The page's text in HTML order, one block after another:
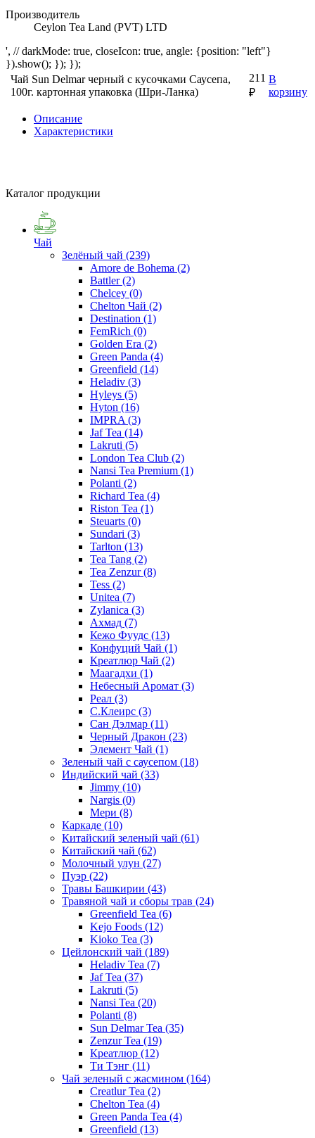
Производитель
Ceylon Tea Land (PVT) LTD
', // darkMode: true, closeIcon: true, angle: {position: "left"}
}).show(); }); });
Чай Sun Delmar черный с кусочками Саусепа,
100г. картонная упаковка (Шри-Ланка)
211
₽
В
корзину
Описание
Характеристики
Каталог продукции
Чай
Зелёный чай (239)
Amore de Bohema (2)
Battler(2)
Chelcey (0)
Chelton Чай (2)
Destination (1)
FemRich (0)
Golden Era (2)
Green Panda (4)
Greenfield (14)
Heladiv (3)
Hyleys (5)
Hyton (16)
IMPRA (3)
Jaf Tea (14)
Lakruti (5)
London Tea Club (2)
Nansi Tea Premium (1)
Polanti (2)
Richard Tea (4)
Riston Tea (1)
Steuarts (0)
Sundari (3)
Tarlton (13)
Tea Tang (2)
Tea Zenzur(8)
Tess (2)
Unitea (7)
Zylanica (3)
Ахмад (7)
Кежо Фуудс (13)
Конфуций Чай (1)
Креатлюр Чай (2)
Маагадхи (1)
Небесный Аромат (3)
Реал (3)
С.Клеирс (3)
Сан Дэлмар (11)
Черный Дракон (23)
Элемент Чай (1)
Зеленый чай с саусепом (18)
Индийский чай (33)
Jimmy (10)
Nargis (0)
Мери (8)
Каркаде (10)
Китайский зеленый чай (61)
Китайский чай (62)
Молочный улун (27)
Пуэр (22)
Травы Башкирии (43)
Травяной чай и сборы трав (24)
Greenfield Tea (6)
Kejo Foods (12)
Kioko Tea (3)
Цейлонский чай (189)
Heladiv Tea (7)
Jaf Tea (37)
Lakruti (5)
Nansi Tea (20)
Polanti (8)
Sun Delmar Tea (35)
Zenzur Tea (19)
Креатлюр (12)
Ти Тэнг (11)
Чай зеленый с жасмином (164)
Creatlur Tea (2)
Chelton Tea (4)
Green Panda Tea (4)
Greenfield (13)